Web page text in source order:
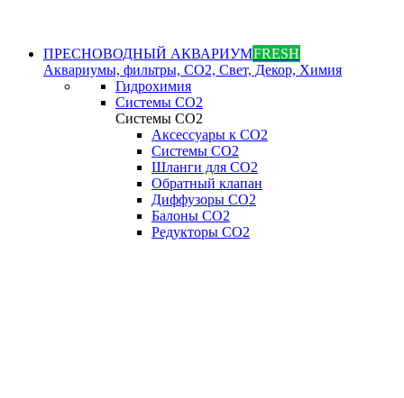
ПРЕСНОВОДНЫЙ АКВАРИУМFRESH
Аквариумы, фильтры, СО2, Свет, Декор, Химия
Гидрохимия
Системы СО2
Системы СО2
Аксессуары к СО2
Системы СО2
Шланги для CO2
Обратный клапан
Диффузоры СO2
Балоны CO2
Редукторы CO2